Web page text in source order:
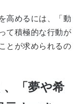
高めるには、「動
て積極的な行動が
とが求められるの
「夢や希